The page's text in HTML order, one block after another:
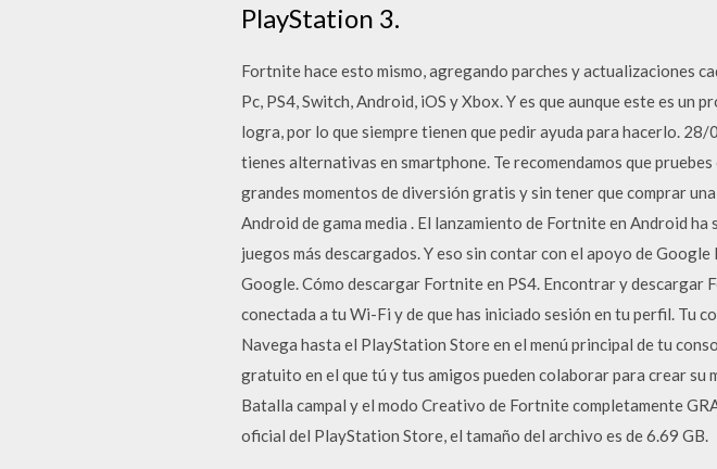
PlayStation 3.
Fortnite hace esto mismo, agregando parches y actualizaciones
Pc, PS4, Switch, Android, iOS y Xbox. Y es que aunque este es
logra, por lo que siempre tienen que pedir ayuda para hacerlo.
tienes alternativas en smartphone. Te recomendamos que
grandes momentos de diversión gratis y sin tener que comprar
Android de gama media . El lanzamiento de Fortnite en Android
juegos más descargados. Y eso sin contar con el apoyo de
Google. Cómo descargar Fortnite en PS4. Encontrar y
conectada a tu Wi-Fi y de que has iniciado sesión en tu perfil. Tu
Navega hasta el PlayStation Store en el menú principal de tu
gratuito en el que tú y tus amigos pueden colaborar para crear su
Batalla campal y el modo Creativo de Fortnite completamente
oficial del PlayStation Store, el tamaño del archivo es de 6.69 GB.